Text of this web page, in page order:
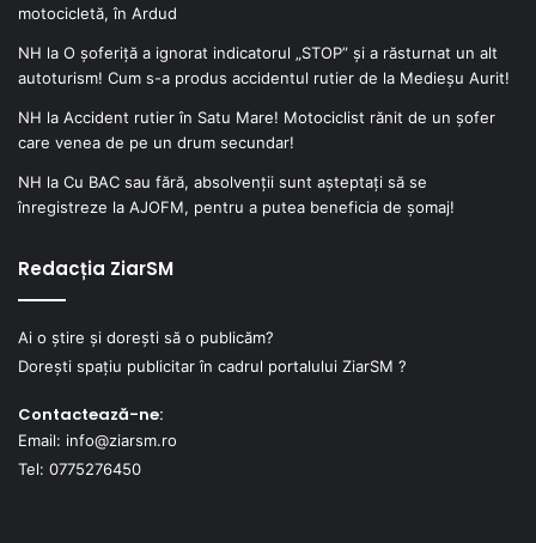
motocicletă, în Ardud
NH la O șoferiță a ignorat indicatorul „STOP” și a răsturnat un alt
autoturism! Cum s-a produs accidentul rutier de la Medieșu Aurit!
NH la Accident rutier în Satu Mare! Motociclist rănit de un șofer
care venea de pe un drum secundar!
NH la Cu BAC sau fără, absolvenții sunt așteptați să se
înregistreze la AJOFM, pentru a putea beneficia de șomaj!
Redacția ZiarSM
Ai o știre și dorești să o publicăm?
Dorești spațiu publicitar în cadrul portalului ZiarSM ?
Contactează-ne:
Email: info@ziarsm.ro
Tel: 0775276450